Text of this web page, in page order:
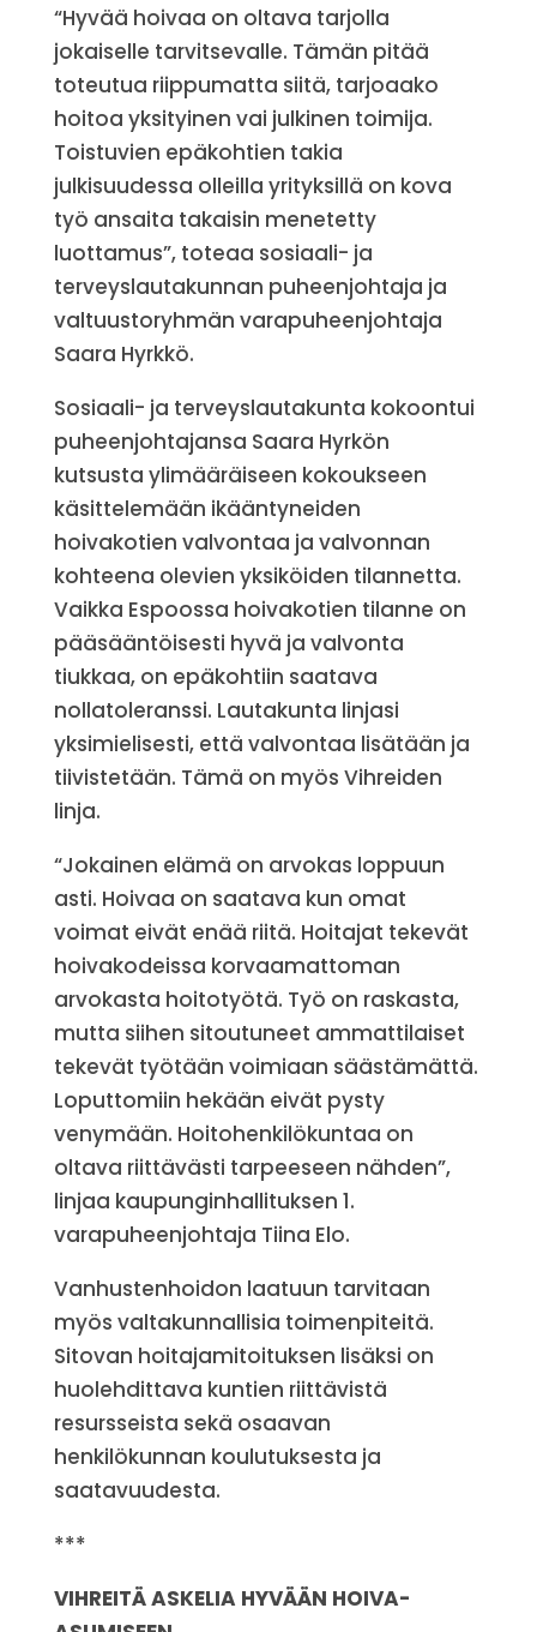
“Hyvää hoivaa on oltava tarjolla
jokaiselle tarvitsevalle. Tämän pitää
toteutua riippumatta siitä, tarjoaako
hoitoa yksityinen vai julkinen toimija.
Toistuvien epäkohtien takia
julkisuudessa olleilla yrityksillä on kova
työ ansaita takaisin menetetty
luottamus”, toteaa sosiaali- ja
terveyslautakunnan puheenjohtaja ja
valtuustoryhmän varapuheenjohtaja
Saara Hyrkkö.
Sosiaali- ja terveyslautakunta kokoontui
puheenjohtajansa Saara Hyrkön
kutsusta ylimääräiseen kokoukseen
käsittelemään ikääntyneiden
hoivakotien valvontaa ja valvonnan
kohteena olevien yksiköiden tilannetta.
Vaikka Espoossa hoivakotien tilanne on
pääsääntöisesti hyvä ja valvonta
tiukkaa, on epäkohtiin saatava
nollatoleranssi. Lautakunta linjasi
yksimielisesti, että valvontaa lisätään ja
tiivistetään. Tämä on myös Vihreiden
linja.
“Jokainen elämä on arvokas loppuun
asti. Hoivaa on saatava kun omat
voimat eivät enää riitä. Hoitajat tekevät
hoivakodeissa korvaamattoman
arvokasta hoitotyötä. Työ on raskasta,
mutta siihen sitoutuneet ammattilaiset
tekevät työtään voimiaan säästämättä.
Loputtomiin hekään eivät pysty
venymään. Hoitohenkilökuntaa on
oltava riittävästi tarpeeseen nähden”,
linjaa kaupunginhallituksen 1.
varapuheenjohtaja Tiina Elo.
Vanhustenhoidon laatuun tarvitaan
myös valtakunnallisia toimenpiteitä.
Sitovan hoitajamitoituksen lisäksi on
huolehdittava kuntien riittävistä
resursseista sekä osaavan
henkilökunnan koulutuksesta ja
saatavuudesta.
***
VIHREITÄ ASKELIA HYVÄÄN HOIVA-